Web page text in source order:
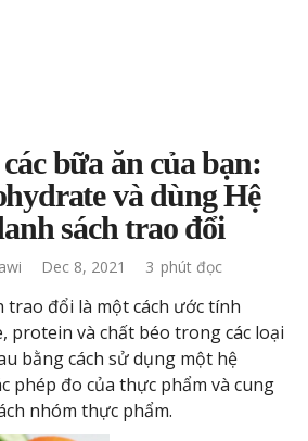
bữa ăn của bạn:
và dùng Hệ
sách trao đổi
Dec 8, 2021 3 phút đọc
trao đổi là một cách ước tính
protein và chất béo trong các loại
bằng cách sử dụng một hệ
phép đo của thực phẩm và cung
nhóm thực phẩm.